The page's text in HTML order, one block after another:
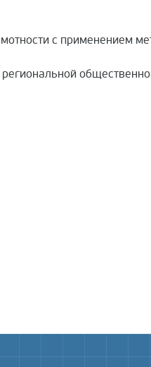
с применением